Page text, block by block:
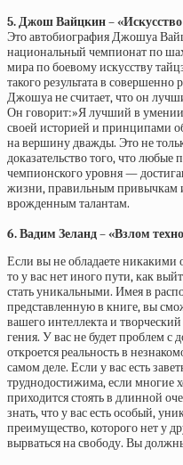
5. Джош Вайцкин – «Искусство
Это автобиография Джошуа
национальный чемпионат по
мира по боевому искусству
такого результата в
Джошуа не считает, что он
Он говорит:»Я лучший в умении
своей историей и принципами
на вершину дважды. Это не
доказательство того, что
чемпионского уровня —
жизни, правильным привычкам
врожденным талантам.
6. Вадим Зеланд – «Взлом
Если вы не обладаете никакими
то у вас нет иного пути, как
стать уникальными. Имея в
представленную в книге, вы
вашего интеллекта и
гения. У вас не будет проблем
откроется реальность в
самом деле. Если у вас есть
труднодостижима, если многие
приходится стоять в длинной
знать, что у вас есть особый,
преимущество, которого нет у
вырваться на свободу. Вы